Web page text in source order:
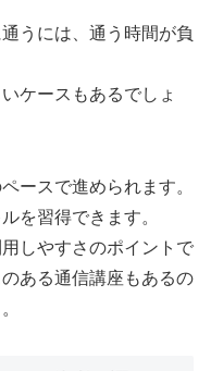
うには、通う時間が負
ケースもあるでしょ
ースで進められます。
を習得できます。
しやすさのポイントで
ある通信講座もあるの